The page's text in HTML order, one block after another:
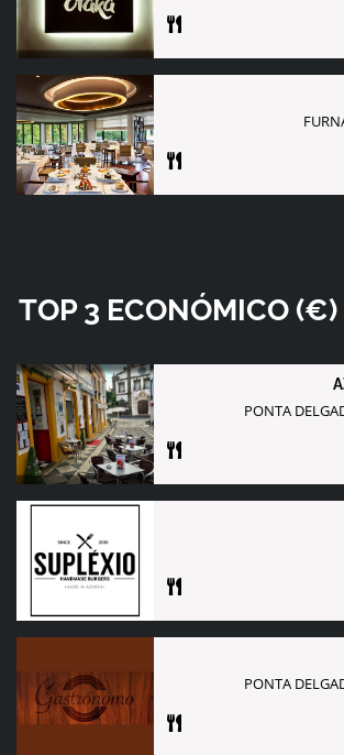
TOP 3 ECONÓMICO (€)
PONTA
PONTA